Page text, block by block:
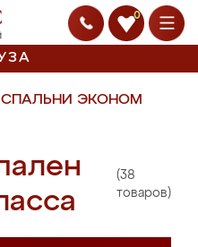
0
СПАЛЬНИ ЭКОНОМ
(38
товаров)